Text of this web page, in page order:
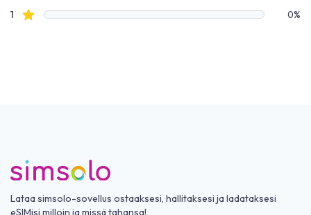
1 Tähtiarvostelut 0%
Lataa simsolo-sovellus ostaaksesi, hallitaksesi ja ladataksesi
eSIMisi milloin ja missä tahansa!